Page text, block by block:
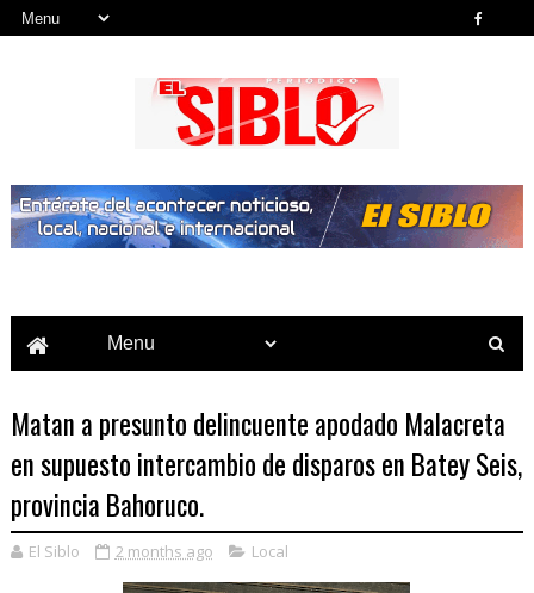
Matan a presunto delincuente apodado Malacreta
en supuesto intercambio de disparos en Batey Seis,
provincia Bahoruco.
El Siblo 2 months ago Local